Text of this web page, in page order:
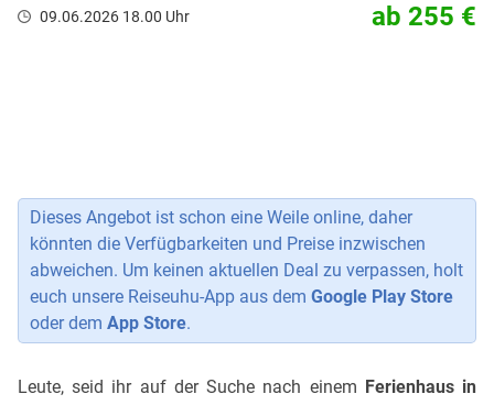
09.06.2026 18.00 Uhr ab 255 €
Dieses Angebot ist schon eine Weile online, daher
könnten die Verfügbarkeiten und Preise inzwischen
abweichen. Um keinen aktuellen Deal zu verpassen, holt
euch unsere Reiseuhu-App aus dem Google Play Store
oder dem App Store.
Leute, seid ihr auf der Suche nach einem Ferienhaus in